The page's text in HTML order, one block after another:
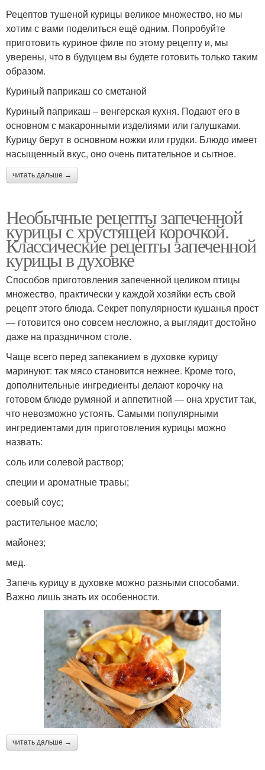
Рецептов тушеной курицы великое множество, но мы
хотим с вами поделиться ещё одним. Попробуйте
приготовить куриное филе по этому рецепту и, мы
уверены, что в будущем вы будете готовить только таким
образом.
Куриный паприкаш со сметаной
Куриный паприкаш – венгерская кухня. Подают его в
основном с макаронными изделиями или галушками.
Курицу берут в основном ножки или грудки. Блюдо имеет
насыщенный вкус, оно очень питательное и сытное.
читать дальше →
Необычные рецепты запеченной
курицы с хрустящей корочкой.
Классические рецепты запеченной
курицы в духовке
Способов приготовления запеченной целиком птицы
множество, практически у каждой хозяйки есть свой
рецепт этого блюда. Секрет популярности кушанья прост
— готовится оно совсем несложно, а выглядит достойно
даже на праздничном столе.
Чаще всего перед запеканием в духовке курицу
маринуют: так мясо становится нежнее. Кроме того,
дополнительные ингредиенты делают корочку на
готовом блюде румяной и аппетитной — она хрустит так,
что невозможно устоять. Самыми популярными
ингредиентами для приготовления курицы можно
назвать:
соль или солевой раствор;
специи и ароматные травы;
соевый соус;
растительное масло;
майонез;
мед.
Запечь курицу в духовке можно разными способами.
Важно лишь знать их особенности.
читать дальше →